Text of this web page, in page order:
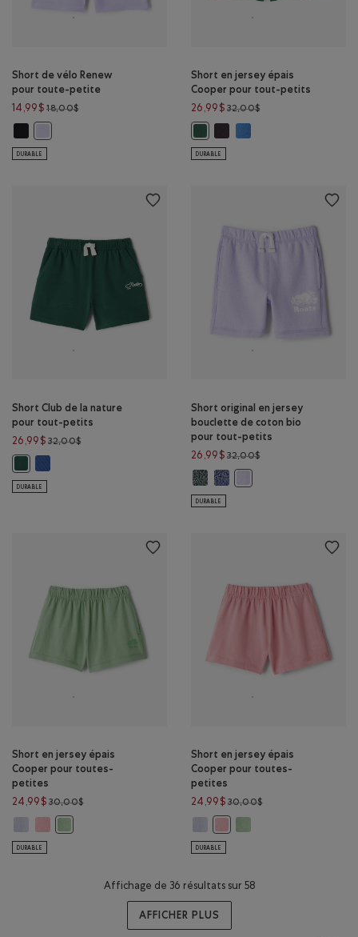
Short de vélo Renew
pour toute-petite
14,99$ 18,00$Prix réduit de 18,00$ à 14,99$
Short de vélo Renew pour toute-petite: NOIR Couleur
DURABLE
Short en jersey épais
Cooper pour tout-petits
26,99$ 32,00$Prix réduit de
DURABLE
Short Club de la nature
pour tout-petits
26,99$ 32,00$Prix réduit de 32,00$ à 26,99$
Short Club de la nature pour tout-petits: VERT FORÊT Couleur
Short Club de la nature pour tout-petits: MOUSSON BLEUE
DURABLE
Short original en jersey
bouclette de coton bio
pour tout-petits
26,99$ 32,00$Prix réduit de
Short original en jersey bouclette
Short original en jersey
DURABLE
Short en jersey épais
Cooper pour toutes-
petites
24,99$ 30,00$Prix réduit de 30,00$ à 24,99$
DURABLE
Short en jersey épais
Cooper pour toutes-
petites
24,99$ 30,00$Prix réduit de
DURABLE
Affichage de 36 résultats sur 58
AFFICHER PLUS